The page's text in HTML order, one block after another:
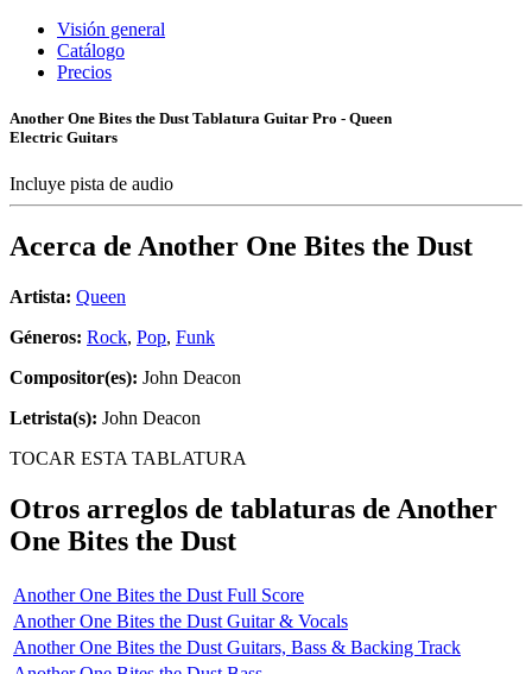
Visión general
Catálogo
Precios
Another One Bites the Dust Tablatura Guitar Pro - Queen
Electric Guitars
Incluye pista de audio
Acerca de Another One Bites the Dust
Artista: Queen
Géneros: Rock, Pop, Funk
Compositor(es): John Deacon
Letrista(s): John Deacon
TOCAR ESTA TABLATURA
Otros arreglos de tablaturas de Another
One Bites the Dust
Another One Bites the Dust Full Score
Another One Bites the Dust Guitar & Vocals
Another One Bites the Dust Guitars, Bass & Backing Track